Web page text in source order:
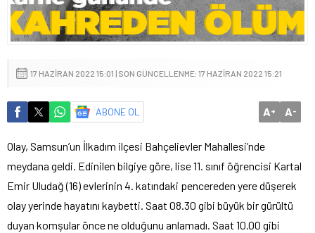
17 HAZIRAN 2022 15:01 | SON GÜNCELLENME: 17 HAZIRAN 2022 15:21
ABONE OL A+ A-
Olay, Samsun’un İlkadım ilçesi Bahçelievler Mahallesi’nde
meydana geldi. Edinilen bilgiye göre, lise 11. sınıf öğrencisi Kartal
Emir Uludağ (16) evlerinin 4. katındaki pencereden yere düşerek
olay yerinde hayatını kaybetti. Saat 08.30 gibi büyük bir gürültü
duyan komşular önce ne olduğunu anlamadı. Saat 10.00 gibi